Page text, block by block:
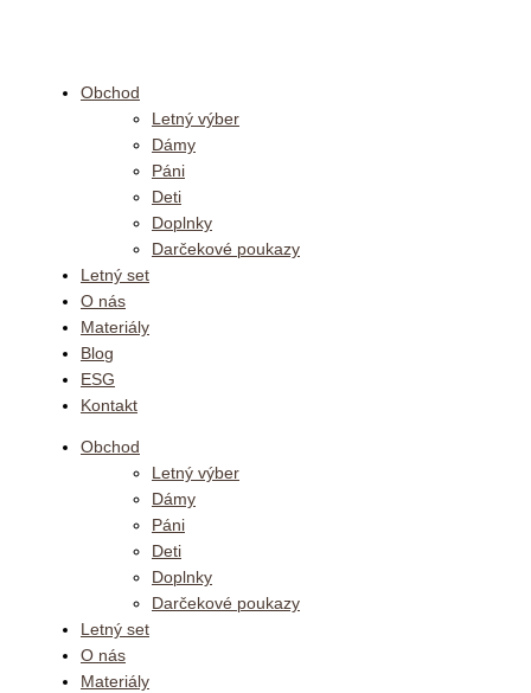
Obchod
Letný výber
Dámy
Páni
Deti
Doplnky
Darčekové poukazy
Letný set
O nás
Materiály
Blog
ESG
Kontakt
Obchod
Letný výber
Dámy
Páni
Deti
Doplnky
Darčekové poukazy
Letný set
O nás
Materiály